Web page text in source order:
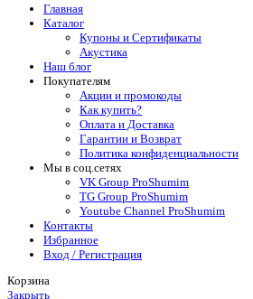
Главная
Каталог
Купоны и Сертификаты
Акустика
Наш блог
Покупателям
Акции и промокоды
Как купить?
Оплата и Доставка
Гарантии и Возврат
Политика конфиденциальности
Мы в соц.сетях
VK Group ProShumim
TG Group ProShumim
Youtube Channel ProShumim
Контакты
Избранное
Вход / Регистрация
Корзина
Закрыть